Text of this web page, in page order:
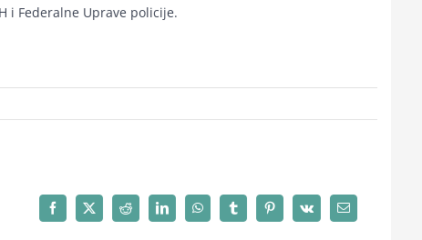
i Federalne Uprave policije.